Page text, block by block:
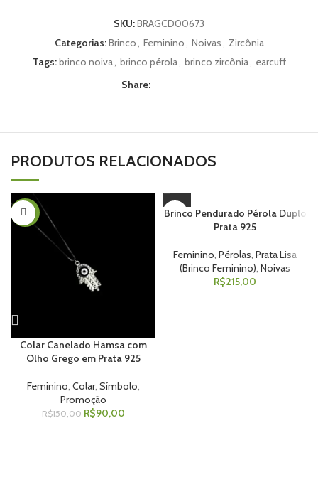
SKU:BRAGCD00673
Categorias:Brinco Feminino Noivas
Zircônia
Tags:brinco noiva brinco pérola brinco zircônia
earcuff
Share:
PRODUTOS RELACIONADOS
-40%
Colar Canelado Hamsa com
Olho Grego em Prata 925
Feminino Colar, Símbolo
Promoção
R$150,00 R$90,00
Brinco Pendurado Pérola Duplo
Prata 925
Feminino Pérolas Prata Lisa
(Brinco Feminino) Noivas
R$215,00